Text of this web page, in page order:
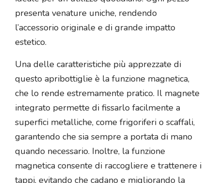
presenta venature uniche, rendendo
l’accessorio originale e di grande impatto
estetico.
Una delle caratteristiche più apprezzate di
questo apribottiglie è la funzione magnetica,
che lo rende estremamente pratico. Il magnete
integrato permette di fissarlo facilmente a
superfici metalliche, come frigoriferi o scaffali,
garantendo che sia sempre a portata di mano
quando necessario. Inoltre, la funzione
magnetica consente di raccogliere e trattenere i
tappi, evitando che cadano e migliorando la